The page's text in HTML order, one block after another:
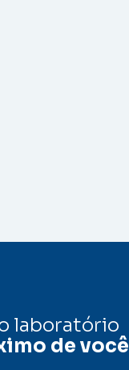
laboratório
de você